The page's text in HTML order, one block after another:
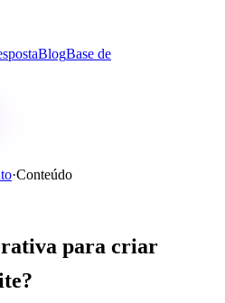
BlogBase de
·Conteúdo
para criar